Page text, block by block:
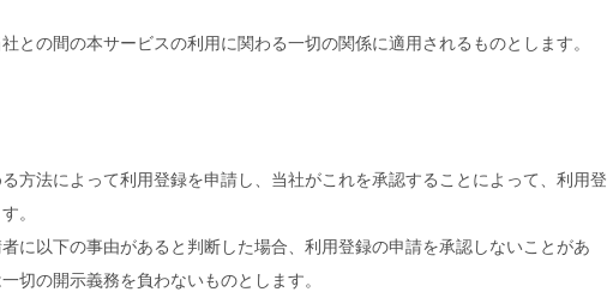
との間の本サービスの利用に関わる一切の関係に適用されるものとします。
方法によって利用登録を申請し、当社がこれを承認することによって、利用登
。
に以下の事由があると判断した場合、利用登録の申請を承認しないことがあ
切の開示義務を負わないものとします。